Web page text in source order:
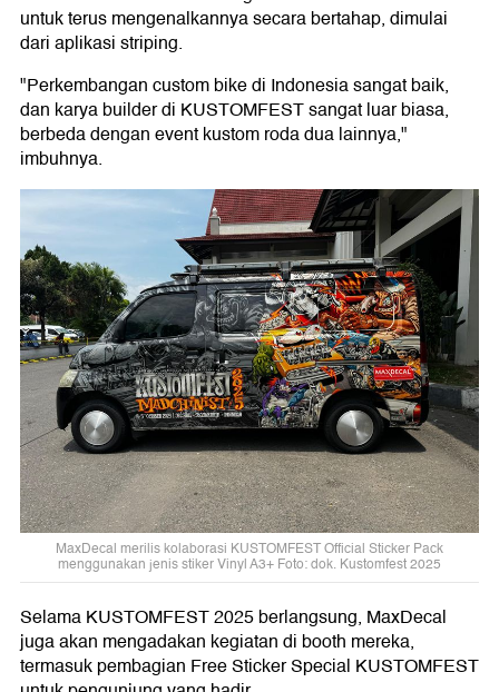
untuk terus mengenalkannya secara bertahap, dimulai
dari aplikasi striping.
"Perkembangan custom bike di Indonesia sangat baik,
dan karya builder di KUSTOMFEST sangat luar biasa,
berbeda dengan event kustom roda dua lainnya,"
imbuhnya.
MaxDecal merilis kolaborasi KUSTOMFEST Official Sticker Pack
menggunakan jenis stiker Vinyl A3+ Foto: dok. Kustomfest 2025
Selama KUSTOMFEST 2025 berlangsung, MaxDecal
juga akan mengadakan kegiatan di booth mereka,
termasuk pembagian Free Sticker Special KUSTOMFEST